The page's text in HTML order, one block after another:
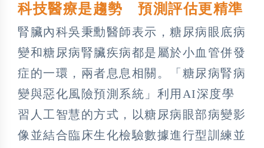
科技醫療是趨勢 預測評估更精準
腎臟內科吳秉勳醫師表示，糖尿病眼底病
變和糖尿病腎臟疾病都是屬於小血管併發
症的一環，兩者息息相關。「糖尿病腎病
變與惡化風險預測系統」利用AI深度學
習人工智慧的方式，以糖尿病眼部病變影
像並結合臨床生化檢驗數據進行型訓練並